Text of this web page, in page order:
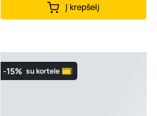
Į krepšelį
-15% su kortele